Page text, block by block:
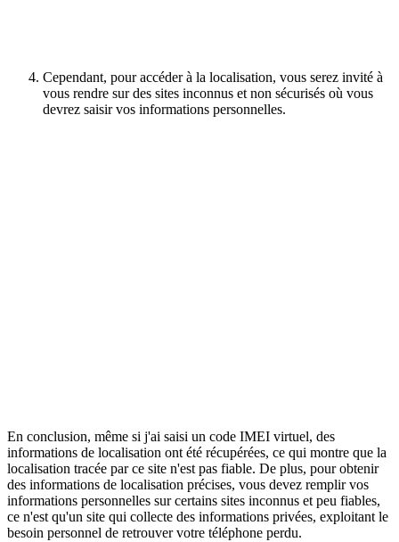
Cependant, pour accéder à la localisation, vous serez invité à
vous rendre sur des sites inconnus et non sécurisés où vous
devrez saisir vos informations personnelles.
En conclusion, même si j'ai saisi un code IMEI virtuel, des
informations de localisation ont été récupérées, ce qui montre que la
localisation tracée par ce site n'est pas fiable. De plus, pour obtenir
des informations de localisation précises, vous devez remplir vos
informations personnelles sur certains sites inconnus et peu fiables,
ce n'est qu'un site qui collecte des informations privées, exploitant le
besoin personnel de retrouver votre téléphone perdu.